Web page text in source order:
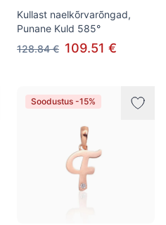
Kullast naelkõrvarõngad,
Punane Kuld 585°
128.84 € 109.51 €
Soodustus -15%